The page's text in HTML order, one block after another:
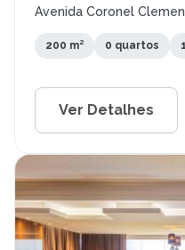
Avenida Coronel
200 m² 0 quartos
Ver Detalhes